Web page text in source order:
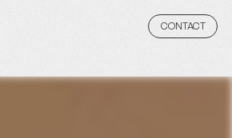
CONTACT